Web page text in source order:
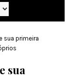
sua primeira
sua